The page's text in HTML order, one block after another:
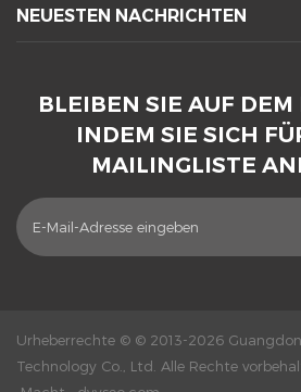
NEUESTEN NACHRICHTEN
BLEIBEN SIE AUF
INDEM SIE SICH
MAILINGLISTE
Urheberrechte © © 2013-2026
Technology Co., Ltd. Alle Rechte